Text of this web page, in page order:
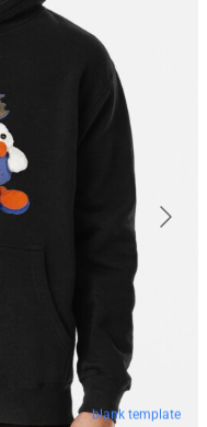
blank template